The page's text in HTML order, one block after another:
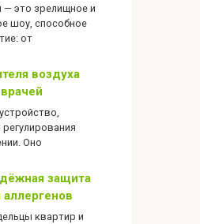
это зрелищное и
шоу, способное
от
воздуха
Оно
защита
квартир и